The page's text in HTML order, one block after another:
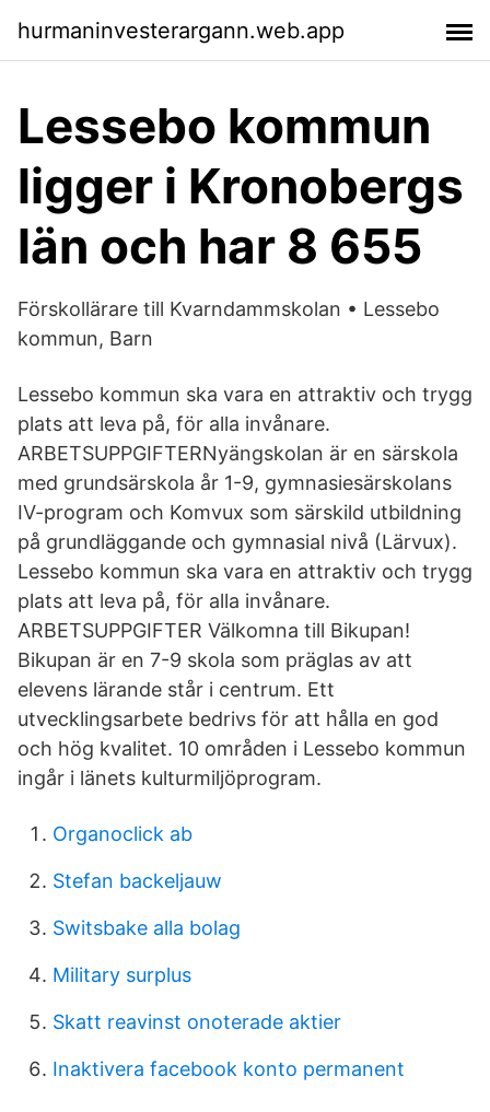
hurmaninvesterargann.web.app
Lessebo kommun
ligger i Kronobergs
län och har 8 655
Förskollärare till Kvarndammskolan • Lessebo
kommun, Barn
Lessebo kommun ska vara en attraktiv och trygg
plats att leva på, för alla invånare.
ARBETSUPPGIFTERNyängskolan är en särskola
med grundsärskola år 1-9, gymnasiesärskolans
IV-program och Komvux som särskild utbildning
på grundläggande och gymnasial nivå (Lärvux).
Lessebo kommun ska vara en attraktiv och trygg
plats att leva på, för alla invånare.
ARBETSUPPGIFTER Välkomna till Bikupan!
Bikupan är en 7-9 skola som präglas av att
elevens lärande står i centrum. Ett
utvecklingsarbete bedrivs för att hålla en god
och hög kvalitet. 10 områden i Lessebo kommun
ingår i länets kulturmiljöprogram.
Organoclick ab
Stefan backeljauw
Switsbake alla bolag
Military surplus
Skatt reavinst onoterade aktier
Inaktivera facebook konto permanent